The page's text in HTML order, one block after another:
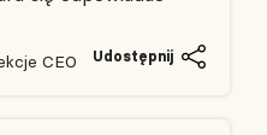
CEO Udostępnij